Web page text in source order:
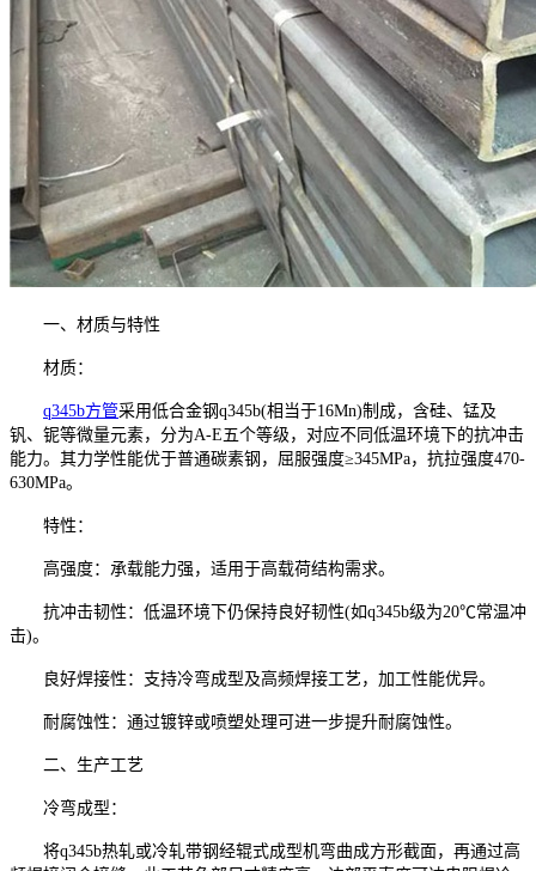
一、材质与特性
材质：
q345b方管采用低合金钢q345b(相当于16Mn)制成，含硅、锰及
钒、铌等微量元素，分为A-E五个等级，对应不同低温环境下的抗冲击
能力。其力学性能优于普通碳素钢，屈服强度≥345MPa，抗拉强度470-
630MPa。
特性：
高强度：承载能力强，适用于高载荷结构需求。
抗冲击韧性：低温环境下仍保持良好韧性(如q345b级为20℃常温冲
击)。
良好焊接性：支持冷弯成型及高频焊接工艺，加工性能优异。
耐腐蚀性：通过镀锌或喷塑处理可进一步提升耐腐蚀性。
二、生产工艺
冷弯成型：
将q345b热轧或冷轧带钢经辊式成型机弯曲成方形截面，再通过高